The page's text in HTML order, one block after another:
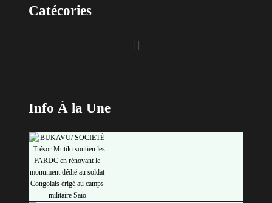
Catécories
Info À la Une